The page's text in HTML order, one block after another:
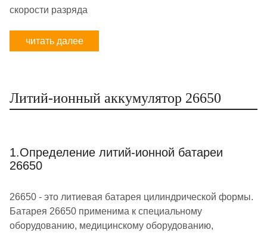
скорости разряда
читать далее
Литий-ионный аккумулятор 26650
1.Определение литий-ионной батареи
26650
26650 - это литиевая батарея цилиндрической формы.
Батарея 26650 применима к специальному
оборудованию, медицинскому оборудованию,